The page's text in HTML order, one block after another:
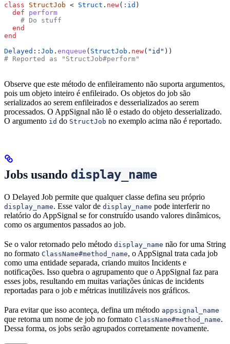
class StructJob < Struct . new( :id )
  def
perform
    # Do stuff
  end
end
Delayed :: Job . enqueue ( StructJob . new( "id" ))
# Reported as "StructJob#perform"
Observe que este método de enfileiramento não suporta argumentos,
pois um objeto inteiro é enfileirado. Os objetos do job são
serializados ao serem enfileirados e desserializados ao serem
processados. O AppSignal não lê o estado do objeto desserializado.
O argumento id do StructJob no exemplo acima não é reportado.
Jobs usando display_name
O Delayed Job permite que qualquer classe defina seu próprio
display_name. Esse valor de display_name pode interferir no
relatório do AppSignal se for construído usando valores dinâmicos,
como os argumentos passados ao job.
Se o valor retornado pelo método display_name não for uma String
no formato ClassName#method_name, o AppSignal trata cada job
como uma entidade separada, criando muitos Incidents e
notificações. Isso quebra o agrupamento que o AppSignal faz para
esses jobs, resultando em muitas variações únicas de incidents
reportadas para o job e métricas inutilizáveis nos gráficos.
Para evitar que isso aconteça, defina um método appsignal_name
que retorna um nome de job no formato ClassName#method_name.
Dessa forma, os jobs serão agrupados corretamente novamente.